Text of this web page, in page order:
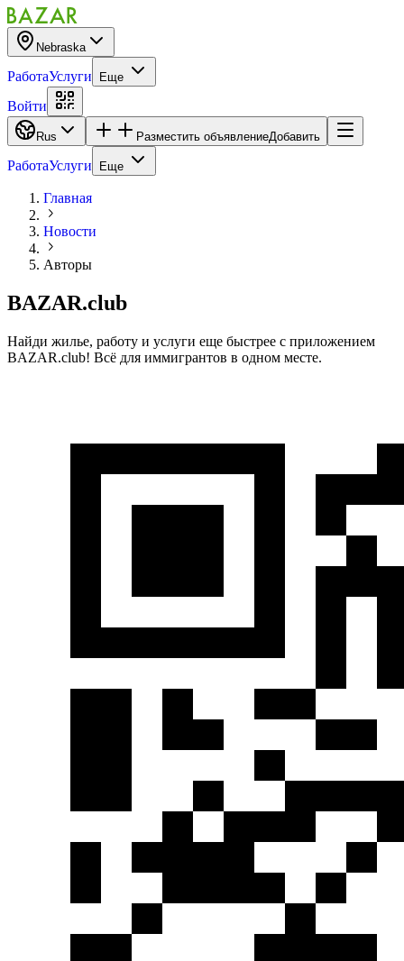
Nebraska
РаботаУслуги Еще
Войти
Rus Разместить объявлениеДобавить
РаботаУслуги Еще
Главная
Новости
Авторы
BAZAR.club
Найди жилье, работу и услуги еще быстрее с приложением
BAZAR.club! Всё для иммигрантов в одном месте.